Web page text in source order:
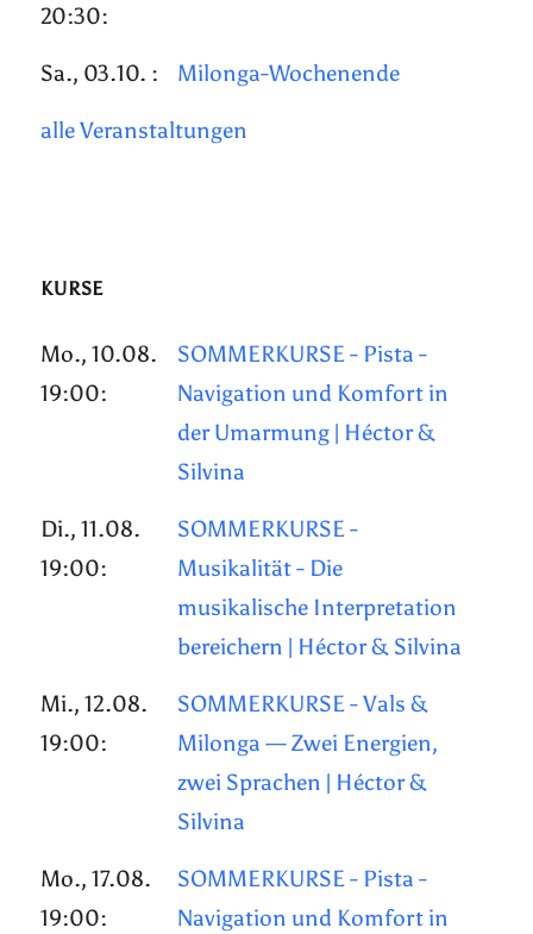
20:30:
Sa., 03.10. : Milonga-Wochenende
alle Veranstaltungen
KURSE
Mo., 10.08.
19:00:
SOMMERKURSE - Pista -
Navigation und Komfort in
der Umarmung | Héctor &
Silvina
Di., 11.08.
19:00:
SOMMERKURSE -
Musikalität - Die
musikalische Interpretation
bereichern | Héctor & Silvina
Mi., 12.08.
19:00:
SOMMERKURSE - Vals &
Milonga — Zwei Energien,
zwei Sprachen | Héctor &
Silvina
Mo., 17.08.
19:00:
SOMMERKURSE - Pista -
Navigation und Komfort in